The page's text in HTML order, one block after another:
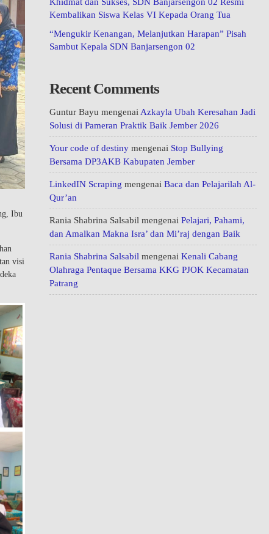
Ibu
visi
Kembalikan Siswa Kelas VI Kepada Orang Tua
“Mengukir Kenangan, Melanjutkan Harapan” Pisah
Sambut Kepala SDN Banjarsengon 02
Recent Comments
Guntur Bayu mengenai Azkayla Ubah Keresahan Jadi
Solusi di Pameran Praktik Baik Jember 2026
Your code of destiny mengenai Stop Bullying
Bersama DP3AKB Kabupaten Jember
LinkedIN Scraping mengenai Baca dan Pelajarilah Al-
Qur’an
Rania Shabrina Salsabil mengenai Pelajari, Pahami,
dan Amalkan Makna Isra’ dan Mi’raj dengan Baik
Rania Shabrina Salsabil mengenai Kenali Cabang
Olahraga Pentaque Bersama KKG PJOK Kecamatan
Patrang